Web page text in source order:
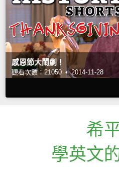
感恩節大鬧劇！
觀看次數：21050 • 2014-11-28
希
學英文